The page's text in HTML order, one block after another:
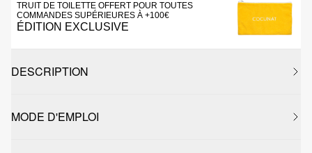
TRUIT DE TOILETTE OFFERT POUR TOUTES
COMMANDES SUPÉRIEURES À +100€
ÉDITION EXCLUSIVE
DESCRIPTION
MODE D'EMPLOI